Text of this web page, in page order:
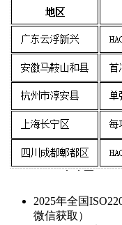
2025年全国
微信获取）